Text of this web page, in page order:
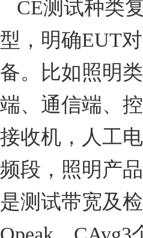
CE测试种类
型，明确EUT
备。比如照明
端、通信端、
接收机，人工
频段，照明产
是测试带宽及